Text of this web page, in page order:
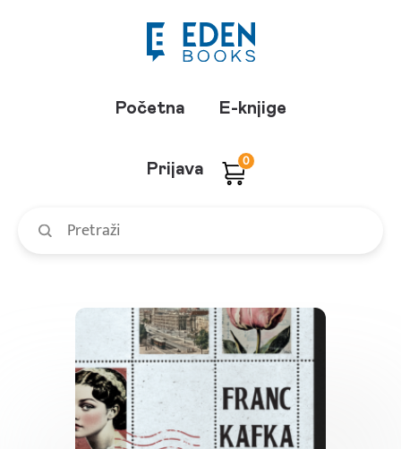
Početna E-knjige
Prijava 0